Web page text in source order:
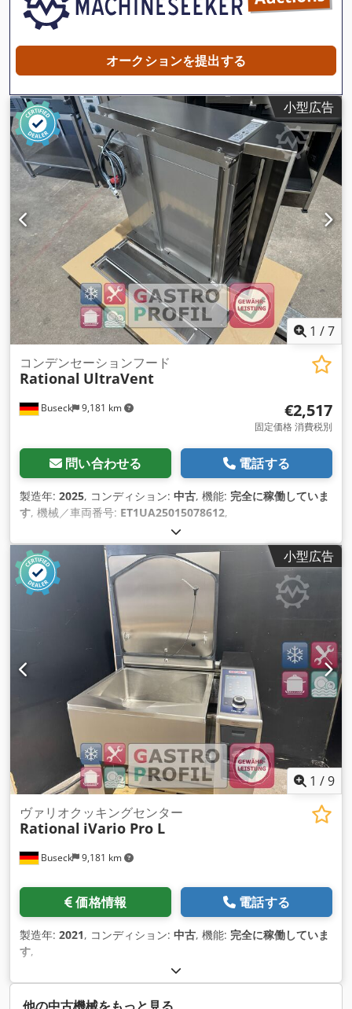
オークションを提出する
小型広告
1 /7
Buseck 9,181 km
コンデンセーションフード
Rational UltraVent
€2,517
固定価格 消費税別
問い合わせる 電話する
製造年: 2025, コンディション: 中古, 機能: 完全に稼働していま
す, 機械／車両番号: ET1UA25015078612,
小型広告
1 /9
Buseck 9,181 km
ヴァリオクッキングセンター
Rational iVario Pro L
価格情報 電話する
製造年: 2021, コンディション: 中古, 機能: 完全に稼働していま
す,
他の中古機械をもっと見る